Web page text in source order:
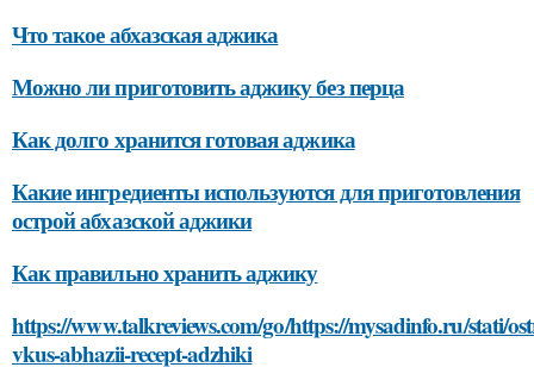
Что такое абхазская аджика
Можно ли приготовить аджику без перца
Как долго хранится готовая аджика
Какие ингредиенты используются для приготовления
острой абхазской аджики
Как правильно хранить аджику
https://www.talkreviews.com/go/https://mysadinfo.ru/stati/
vkus-abhazii-recept-adzhiki